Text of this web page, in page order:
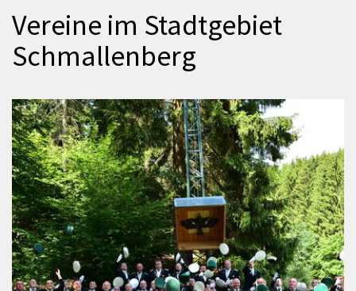
Tourismus
Wirtschaft
Vereine im Stadtgebiet
Schmallenberg